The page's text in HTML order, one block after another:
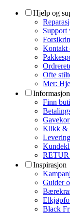
Hjelp og
Support
Kontakt
Ofte
Mer:
Informasjon
Finn
Klikk &
Levering
Inspirasjon
Guider
Black